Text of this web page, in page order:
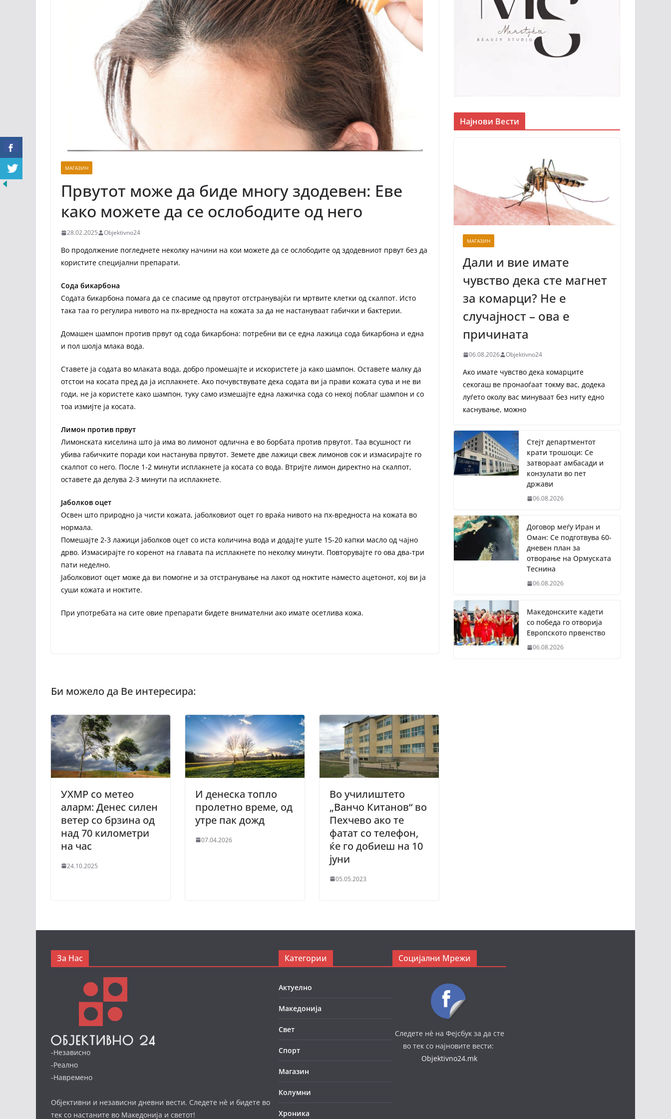
МАГАЗИН
Првутот може да биде многу здодевен: Еве
како можете да се ослободите од него
28.02.2025 Objektivno24
Во продолжение погледнете неколку начини на кои можете да се ослободите од здодевниот првут без да
користите специјални препарати.
Сода бикарбона
Содата бикарбона помага да се спасиме од првутот отстранувајќи ги мртвите клетки од скалпот. Исто
така таа го регулира нивото на пх-вредноста на кожата за да не настануваат габички и бактерии.
Домашен шампон против првут од сода бикарбона: потребни ви се една лажица сода бикарбона и една
и пол шолја млака вода.
Ставете ја содата во млаката вода, добро промешајте и искористете ја како шампон. Оставете малку да
отстои на косата пред да ја исплакнете. Ако почувствувате дека содата ви ја прави кожата сува и не ви
годи, не ја користете како шампон, туку само измешајте една лажичка сода со некој поблаг шампон и со
тоа измијте ја косата.
Лимон против првут
Лимонската киселина што ја има во лимонот одлична е во борбата против првутот. Таа всушност ги
убива габичките поради кои настанува првутот. Земете две лажици свеж лимонов сок и измасирајте го
скалпот со него. После 1-2 минути исплакнете ја косата со вода. Втријте лимон директно на скалпот,
оставете да делува 2-3 минути па исплакнете.
Јаболков оцет
Освен што природно ја чисти кожата, јаболковиот оцет го враќа нивото на пх-вредноста на кожата во
нормала.
Помешајте 2-3 лажици јаболков оцет со иста количина вода и додајте уште 15-20 капки масло од чајно
дрво. Измасирајте го коренот на главата па исплакнете по неколку минути. Повторувајте го ова два-три
пати неделно.
Јаболковиот оцет може да ви помогне и за отстранување на лакот од ноктите наместо ацетонот, кој ви ја
суши кожата и ноктите.
При употребата на сите овие препарати бидете внимателни ако имате осетлива кожа.
УХМР со метео
аларм: Денес силен
ветер со брзина од
над 70 километри
на час
24.10.2025
И денеска топло
пролетно време, од
утре пак дожд
07.04.2026
Во училиштето
„Ванчо Китанов“ во
Пехчево ако те
фатат со телефон,
ќе го добиеш на 10
јуни
05.05.2023
Најнови Вести
МАГАЗИН
Дали и вие имате
чувство дека сте магнет
за комарци? Не е
случајност – ова е
причината
06.08.2026 Objektivno24
Ако имате чувство дека комарците
секогаш ве пронаоѓаат токму вас, додека
луѓето околу вас минуваат без ниту едно
каснување, можно
Стејт департментот
крати трошоци: Се
затвораат амбасади и
конзулати во пет
држави
06.08.2026
Договор меѓу Иран и
Оман: Се подготвува 60-
дневен план за
отворање на Ормуската
Теснина
06.08.2026
Македонските кадети
со победа го отворија
Европското првенство
06.08.2026
За Нас
-Независно
-Реално
-Навремено
Објективни и независни дневни вести. Следете нè и бидете во
тек со настаните во Македонија и светот!
Категории
Актуелно
Македонија
Свет
Спорт
Магазин
Колумни
Хроника
Социјални Мрежи
Следете нè на Фејсбук за да сте
во тек со најновите вести:
Objektivno24.mk